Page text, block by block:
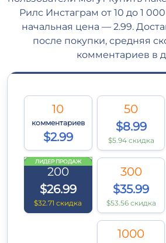
Рилс Инстаграм от 10 до 1
начальная цена — 2.99.
после покупки, средняя
комментариев в
10
комментариев
$2.99
50
$8.99
$5.94 скидка
ЛИДЕР ПРОДАЖ
200
$26.99
$32.71 скидка
300
$35.99
$53.56 скидка
1000